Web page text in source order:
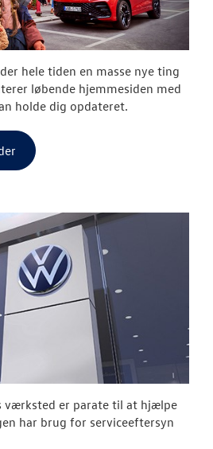
hele tiden en masse nye ting
løbende hjemmesiden med
holde dig opdateret.
værksted er parate til at hjælpe
har brug for serviceeftersyn